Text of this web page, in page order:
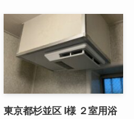
東京都杉並区 I様 ２室用浴